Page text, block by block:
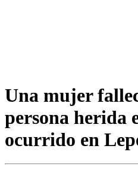
Una mujer
persona herida
ocurrido en